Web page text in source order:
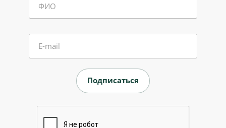
ФИО
E-mail